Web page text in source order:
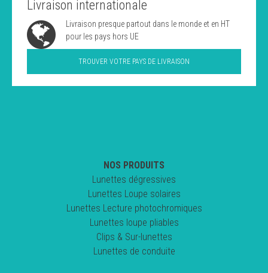
Livraison internationale
Livraison presque partout dans le monde et en HT
pour les pays hors UE
TROUVER VOTRE PAYS DE LIVRAISON
NOS PRODUITS
Lunettes dégressives
Lunettes Loupe solaires
Lunettes Lecture photochromiques
Lunettes loupe pliables
Clips & Sur-lunettes
Lunettes de conduite